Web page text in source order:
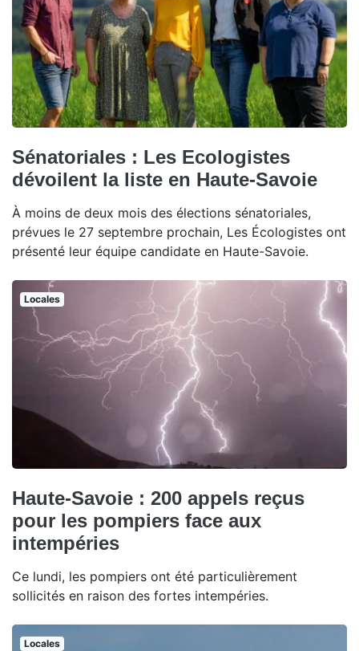
Sénatoriales : Les Ecologistes
dévoilent la liste en Haute-Savoie
À moins de deux mois des élections sénatoriales,
prévues le 27 septembre prochain, Les Écologistes ont
présenté leur équipe candidate en Haute-Savoie.
Locales
Haute-Savoie : 200 appels reçus
pour les pompiers face aux
intempéries
Ce lundi, les pompiers ont été particulièrement
sollicités en raison des fortes intempéries.
Locales